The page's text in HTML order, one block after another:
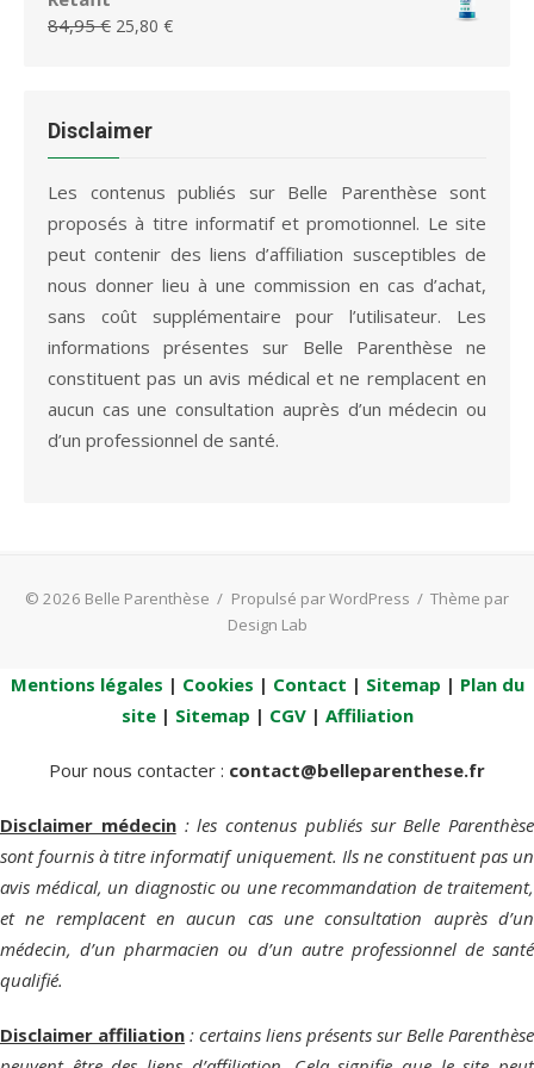
était :
est :
84,95€ Le
84,95 €.
25,80 €Le
Disclaimer
Les contenus publiés sur Belle Parenthèse sont
proposés à titre informatif et promotionnel. Le site
peut contenir des liens d’affiliation susceptibles de
nous donner lieu à une commission en cas d’achat,
sans coût supplémentaire pour l’utilisateur. Les
informations présentes sur Belle Parenthèse ne
constituent pas un avis médical et ne remplacent en
aucun cas une consultation auprès d’un médecin ou
d’un professionnel de santé.
© 2026 Belle Parenthèse / Propulsé par WordPress / Thème par
Design Lab
Mentions légales | Cookies | Contact | Sitemap | Plan du
site| Sitemap | CGV| Affiliation
Pour nous contacter : contact@belleparenthese.fr
Disclaimer médecin: les contenus publiés sur Belle Parenthèse
sont fournis à titre informatif uniquement. Ils ne constituent pas un
avis médical, un diagnostic ou une recommandation de traitement,
et ne remplacent en aucun cas une consultation auprès d’un
médecin, d’un pharmacien ou d’un autre professionnel de santé
qualifié.
Disclaimer affiliation : certains liens présents sur Belle Parenthèse